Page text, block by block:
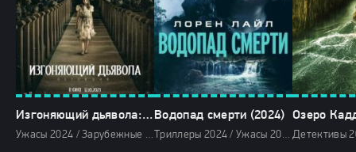
Изгоняющий дьявола: Верующий (2024)
Ужасы 2024 / Зарубежные фильмы 2024 / Новинки кино 2024 / Последние фильмы 2024 / Фильмы весны 2024 / Фильмы 2024 / Смотреть фильмы онлайн
Водопад смерти (2024)
Триллеры 2024 / Ужасы 2024 / Зарубежные фильмы 2024 / Новинки кино 2024 / Последние фильмы 2024 / Фильмы лета 2024 / Фильмы 2024 / Популярные фильмы / Смотреть фильмы онлайн
Озеро